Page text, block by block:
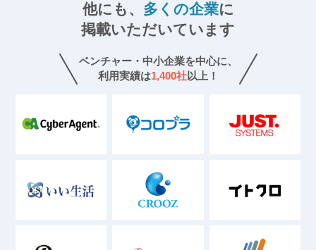
他にも、 多くの企業に
掲載いただいています
ベンチャー・中小企業を中心に、
利用実績は1,400社以上！